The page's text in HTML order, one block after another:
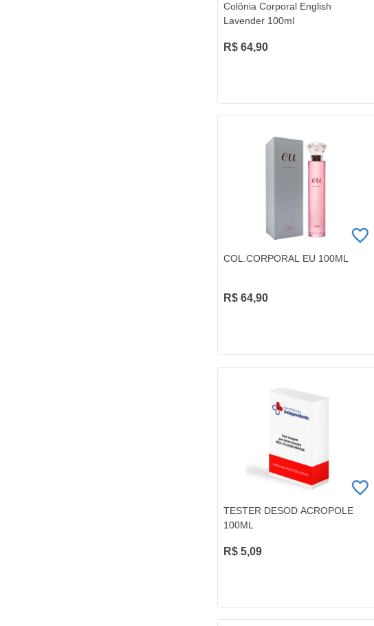
Colônia Corporal English
Lavender 100ml
R$ 64,90
COL.CORPORAL EU 100ML
R$ 64,90
TESTER DESOD ACROPOLE
100ML
R$ 5,09